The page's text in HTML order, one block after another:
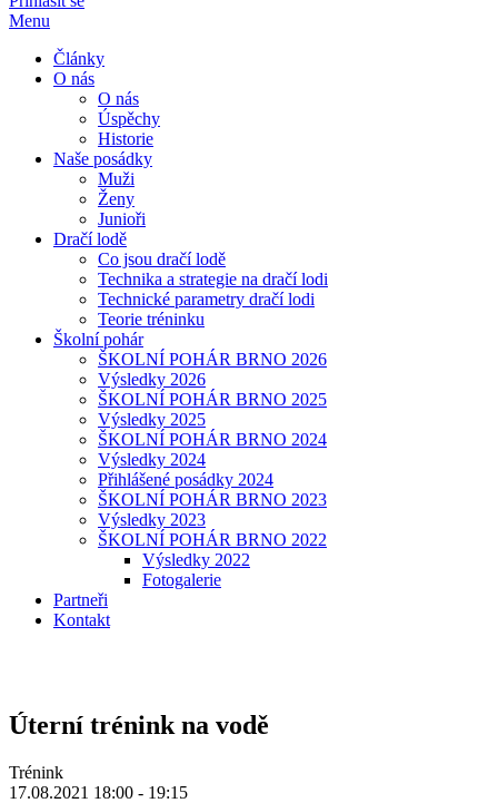
Menu
Články
O nás
O nás
Úspěchy
Historie
Naše posádky
Muži
Ženy
Junioři
Dračí lodě
Co jsou dračí lodě
Technika a strategie na dračí lodi
Technické parametry dračí lodi
Teorie tréninku
Školní pohár
ŠKOLNÍ POHÁR BRNO 2026
Výsledky 2026
ŠKOLNÍ POHÁR BRNO 2025
Výsledky 2025
ŠKOLNÍ POHÁR BRNO 2024
Výsledky 2024
Přihlášené posádky 2024
ŠKOLNÍ POHÁR BRNO 2023
Výsledky 2023
ŠKOLNÍ POHÁR BRNO 2022
Výsledky 2022
Fotogalerie
Partneři
Kontakt
Úterní trénink na vodě
Trénink
17.08.2021 18:00 - 19:15